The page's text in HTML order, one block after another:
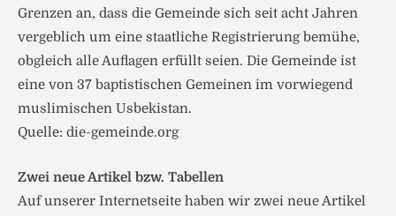
Grenzen an, dass die Gemeinde sich seit acht Jahren
vergeblich um eine staatliche Registrierung bemühe,
obgleich alle Auflagen erfüllt seien. Die Gemeinde ist
eine von 37 baptistischen Gemeinen im vorwiegend
muslimischen Usbekistan.
Quelle: die-gemeinde.org
Zwei neue Artikel bzw. Tabellen
Auf unserer Internetseite haben wir zwei neue Artikel